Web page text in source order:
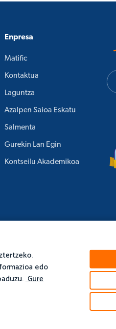
edo
Gure
Enpresa
Matific
Kontaktua
Laguntza
Azalpen Saioa Eskatu
Salmenta
Gurekin Lan Egin
Kontseilu Akademikoa